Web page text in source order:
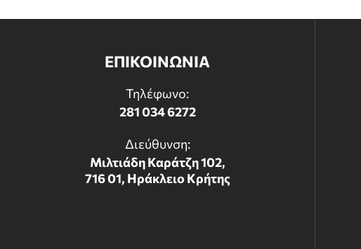
ΕΠΙΚΟΙΝΩΝΙΑ
Τηλέφωνο:
281 034 6272
Διεύθυνση:
Μιλτιάδη Καράτζη 102,
716 01, Ηράκλειο Κρήτης